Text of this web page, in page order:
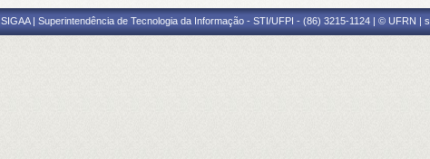
SIGAA | Superintendência de Tecnologia da Informação - STI/UFPI - (86) 3215-1124 | © UFRN |